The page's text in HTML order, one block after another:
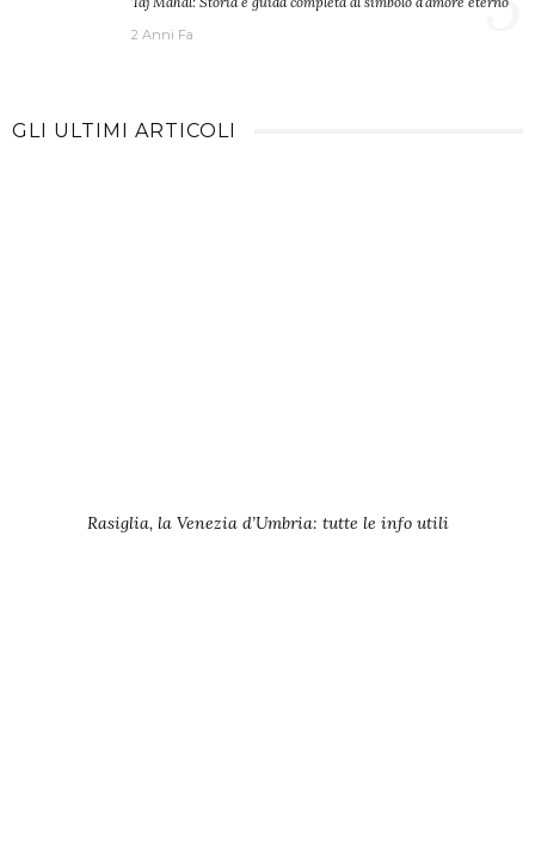
2 Anni Fa
GLI ULTIMI ARTICOLI
Rasiglia, la Venezia d’Umbria: tutte le info utili